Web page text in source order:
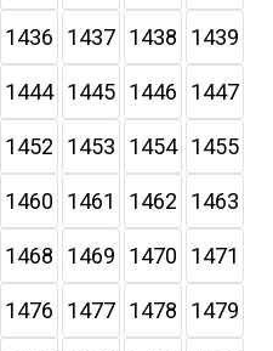
1436 1437 1438 1439
1444 1445 1446 1447
1452 1453 1454 1455
1460 1461 1462 1463
1468 1469 1470 1471
1476 1477 1478 1479